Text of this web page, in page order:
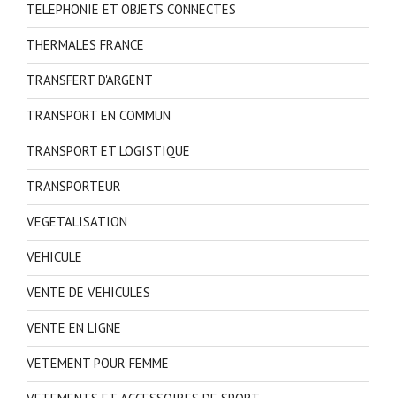
TELEPHONIE ET OBJETS CONNECTES
THERMALES FRANCE
TRANSFERT D'ARGENT
TRANSPORT EN COMMUN
TRANSPORT ET LOGISTIQUE
TRANSPORTEUR
VEGETALISATION
VEHICULE
VENTE DE VEHICULES
VENTE EN LIGNE
VETEMENT POUR FEMME